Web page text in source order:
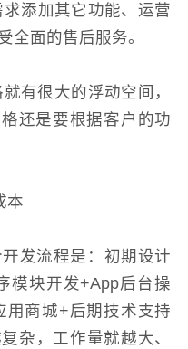
加其它功能、运营
全面的售后服务。
很大的浮动空间，
还是要根据客户的功
本
流程是：初期设计
模块开发+App后台操
用商城+后期技术支持
杂，工作量就越大、